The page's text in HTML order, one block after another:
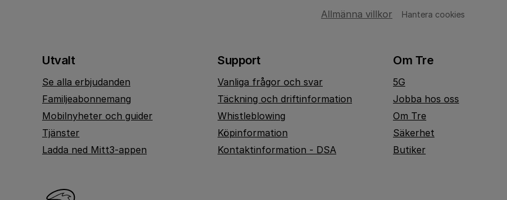
Allmänna villkor Hantera cookies
Utvalt
Se alla erbjudanden
Familjeabonnemang
Mobilnyheter och guider
Tjänster
Ladda ned Mitt3-appen
Support
Vanliga frågor och svar
Täckning och driftinformation
Whistleblowing
Köpinformation
Kontaktinformation - DSA
Om Tre
5G
Jobba hos oss
Om Tre
Säkerhet
Butiker